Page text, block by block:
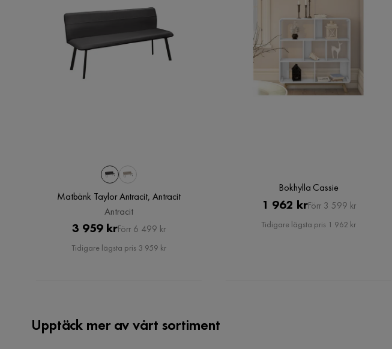
Matbänk Taylor Antracit, Antracit
Antracit
Pris
3 959 krOriginal
Pris
Förr 6 499 kr
Tidigare lägsta pris 3 959 kr
Bokhylla Cassie
Pris
1 962 krOriginal
Pris
Förr 3 599 kr
Tidigare lägsta pris 1 962 kr
Upptäck mer av vårt sortiment